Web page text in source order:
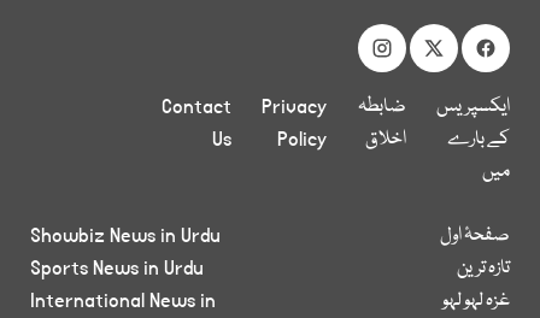
ایکسپریس
کے بارے
میں
ضابطہ
اخلاق
Privacy
Policy
Contact
Us
صفحۂ اول
تازہ ترین
غزہ لہو لہو
Showbiz News in Urdu
Sports News in Urdu
International News in